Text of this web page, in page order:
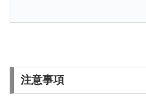
注意事項